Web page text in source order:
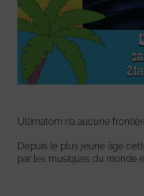
Ultimatom n’a aucune
Depuis le plus jeune âge
par les musiques du monde